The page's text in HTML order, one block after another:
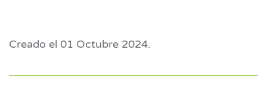
Creado el 01 Octubre 2024.